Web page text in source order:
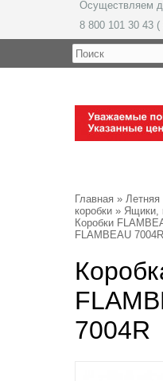
Осуществляем
8 800 101 30 43
Главная » Летняя
коробки » Ящики,
Коробки
FLAMBEAU 7004R
7004R